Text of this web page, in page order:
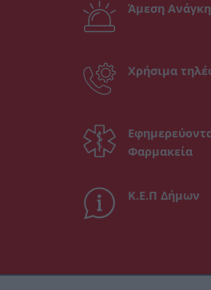
Άμεση Ανάγκη
Χρήσιμα
Φαρμακεία
Κ.Ε.Π Δήμων